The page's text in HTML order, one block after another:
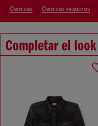
camisas camisas vaqueros
Completar el look